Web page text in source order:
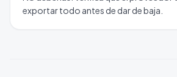
exportar todo antes de dar de baja.